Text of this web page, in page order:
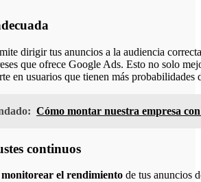
dirigir tus anuncios a la audiencia
que ofrece Google Ads. Esto no solo
en usuarios que tienen más probabilidades
Cómo montar nuestra empresa
continuos
monitorear el rendimiento de tus anuncios